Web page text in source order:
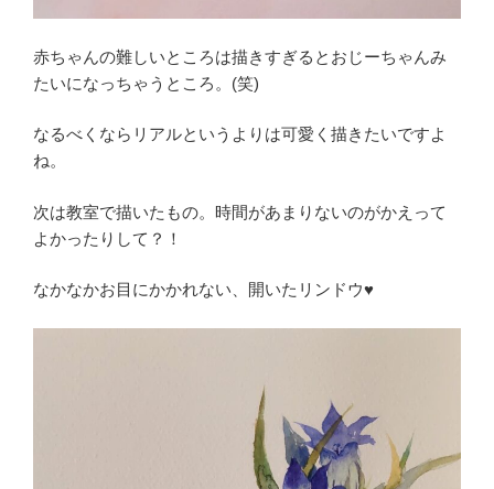
赤ちゃんの難しいところは描きすぎるとおじーちゃんみ
たいになっちゃうところ。(笑)
なるべくならリアルというよりは可愛く描きたいですよ
ね。
次は教室で描いたもの。時間があまりないのがかえって
よかったりして？！
なかなかお目にかかれない、開いたリンドウ♥️